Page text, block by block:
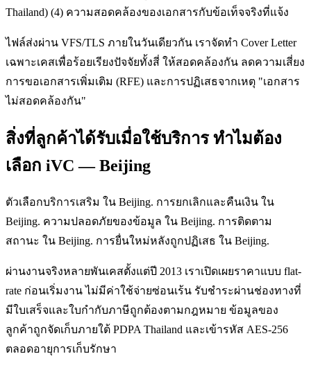
Thailand) (4) ความสอดคล้องของเอกสารกับข้อเท็จจริงที่แจ้ง
ไฟล์ส่งผ่าน VFS/TLS ภายในวันเดียวกัน เราจัดทำ Cover Letter
เฉพาะเคสเพื่อร้อยเรียงปัจจัยทั้งสี่ ให้สอดคล้องกัน ลดความเสี่ยง
การขอเอกสารเพิ่มเติม (RFE) และการปฏิเสธจากเหตุ "เอกสาร
ไม่สอดคล้องกัน"
สิ่งที่ลูกค้าได้รับเมื่อใช้บริการ ทำไมต้อง
เลือก iVC — Beijing
ตัวเลือกบริการเสริม ใน Beijing. การยกเลิกและคืนเงิน ใน
Beijing. ความปลอดภัยของข้อมูล ใน Beijing. การติดตาม
สถานะ ใน Beijing. การยื่นใหม่หลังถูกปฏิเสธ ใน Beijing.
ผ่านงานจริงหลายพันเคสตั้งแต่ปี 2013 เราเปิดเผยราคาแบบ flat-
rate ก่อนเริ่มงาน ไม่มีค่าใช้จ่ายซ่อนเร้น รับชำระผ่านช่องทางที่
มีใบเสร็จและใบกำกับภาษีถูกต้องตามกฎหมาย ข้อมูลของ
ลูกค้าถูกจัดเก็บภายใต้ PDPA Thailand และเข้ารหัส AES-256
ตลอดอายุการเก็บรักษา